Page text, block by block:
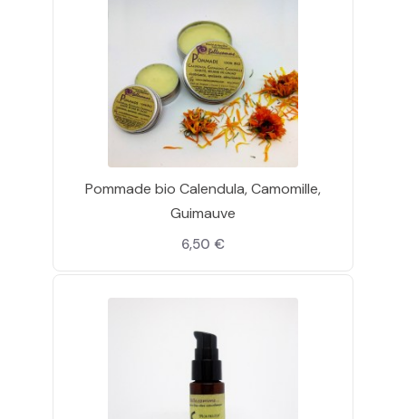
Pommade bio Calendula, Camomille,
Guimauve
6,50 €